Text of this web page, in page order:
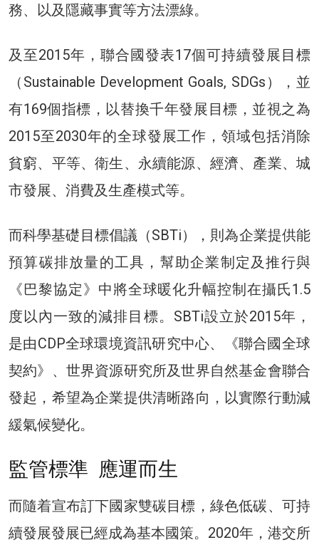
務、以及隱藏事實等方法漂綠。
及至2015年，聯合國發表17個可持續發展目標
（Sustainable Development Goals, SDGs），並
有169個指標，以替換千年發展目標，並視之為
2015至2030年的全球發展工作，領域包括消除
貧窮、平等、衛生、永續能源、經濟、產業、城
市發展、消費及生產模式等。
而科學基礎目標倡議（SBTi），則為企業提供能
預算碳排放量的工具，幫助企業制定及推行與
《巴黎協定》中將全球暖化升幅控制在攝氏1.5
度以內一致的減排目標。SBTi設立於2015年，
是由CDP全球環境資訊研究中心、《聯合國全球
契約》、世界資源研究所及世界自然基金會聯合
發起，希望為企業提供清晰路向，以實際行動減
緩氣候變化。
監管標準 應運而生
而隨着宣布訂下國家雙碳目標，綠色低碳、可持
續發展發展已經成為基本國策。2020年，港交所